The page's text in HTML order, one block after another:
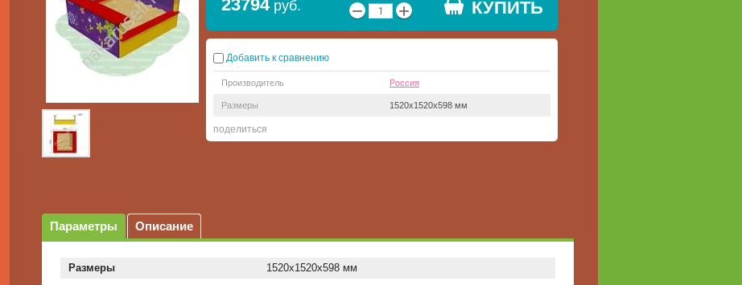
23794руб. − + КУПИТЬ
Добавить к сравнению
Производитель Россия
Размеры 1520х1520х598 мм
поделиться
Параметры Описание
Размеры 1520х1520х598 мм